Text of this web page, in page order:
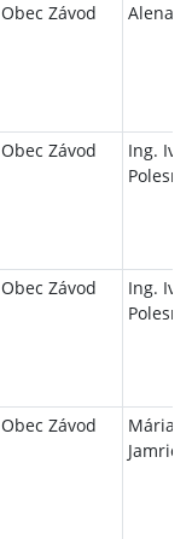
Obec Závod Alena
Obec Závod
Ing.
Obec Závod
Ing.
Obec Závod
Mária